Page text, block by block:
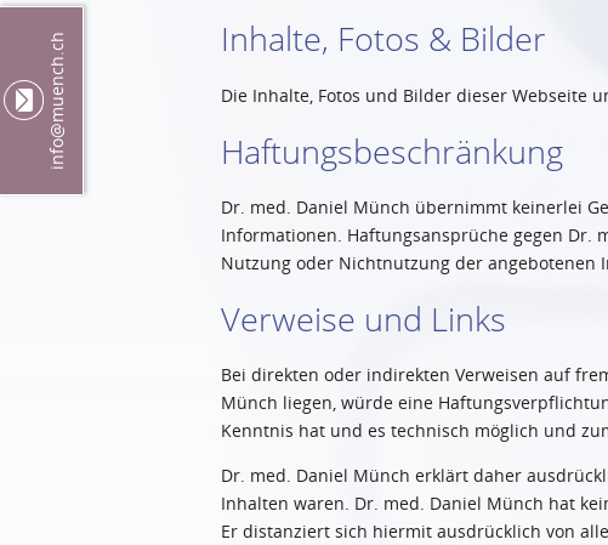
Inhalte, Fotos & Bilder
Die Inhalte, Fotos und Bilder dieser Webseite
Haftungsbeschränkung
Dr. med. Daniel Münch übernimmt keinerlei
Informationen. Haftungsansprüche gegen Dr.
Nutzung oder Nichtnutzung der angebotenen
Verweise und Links
Bei direkten oder indirekten Verweisen auf
Münch liegen, würde eine
Kenntnis hat und es technisch möglich und
Dr. med. Daniel Münch erklärt daher
Inhalten waren. Dr. med. Daniel Münch hat
Er distanziert sich hiermit ausdrücklich von
info
@muench.ch